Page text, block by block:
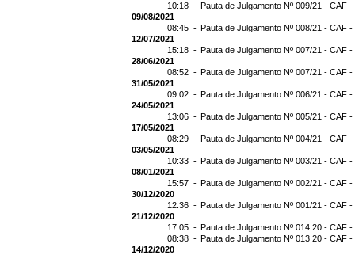
10:18 - Pauta de Julgamento Nº 009/21 - CAF
09/08/2021
08:45 - Pauta de Julgamento Nº 008/21 - CAF
12/07/2021
15:18 - Pauta de Julgamento Nº 007/21 - CAF
28/06/2021
08:52 - Pauta de Julgamento Nº 007/21 - CAF
31/05/2021
09:02 - Pauta de Julgamento Nº 006/21 - CAF
24/05/2021
13:06 - Pauta de Julgamento Nº 005/21 - CAF
17/05/2021
08:29 - Pauta de Julgamento Nº 004/21 - CAF
03/05/2021
10:33 - Pauta de Julgamento Nº 003/21 - CAF
08/01/2021
15:57 - Pauta de Julgamento Nº 002/21 - CAF
30/12/2020
12:36 - Pauta de Julgamento Nº 001/21 - CAF
21/12/2020
17:05 - Pauta de Julgamento Nº 014 20 - CAF
08:38 - Pauta de Julgamento Nº 013 20 - CAF
14/12/2020